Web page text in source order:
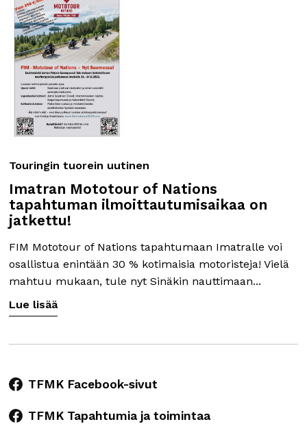
Touringin tuorein uutinen
Imatran Mototour of Nations
tapahtuman ilmoittautumisaikaa on
jatkettu!
FIM Mototour of Nations tapahtumaan Imatralle voi
osallistua enintään 30 % kotimaisia motoristeja! Vielä
mahtuu mukaan, tule nyt Sinäkin nauttimaan...
Lue lisää
TFMK Facebook-sivut
TFMK Tapahtumia ja toimintaa